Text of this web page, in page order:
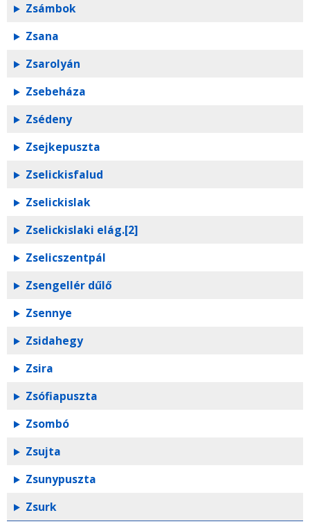
Zsámbok
Zsana
Zsarolyán
Zsebeháza
Zsédeny
Zsejkepuszta
Zselickisfalud
Zselickislak
Zselickislaki elág.[2]
Zselicszentpál
Zsengellér dűlő
Zsennye
Zsidahegy
Zsira
Zsófiapuszta
Zsombó
Zsujta
Zsunypuszta
Zsurk